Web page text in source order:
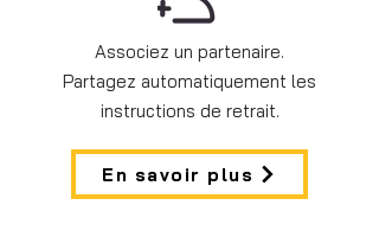
Associez un partenaire.
Partagez automatiquement les
instructions de retrait.
En savoir plus